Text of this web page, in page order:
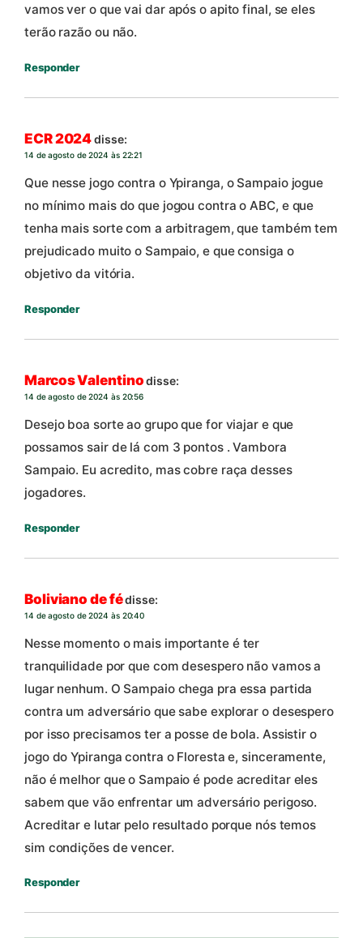
vamos ver o que vai dar após o apito final, se eles
terão razão ou não.
Responder
ECR 2024disse:
14 de agosto de 2024 às 22:21
Que nesse jogo contra o Ypiranga, o Sampaio jogue
no mínimo mais do que jogou contra o ABC, e que
tenha mais sorte com a arbitragem, que também tem
prejudicado muito o Sampaio, e que consiga o
objetivo da vitória.
Responder
Marcos Valentinodisse:
14 de agosto de 2024 às 20:56
Desejo boa sorte ao grupo que for viajar e que
possamos sair de lá com 3 pontos . Vambora
Sampaio. Eu acredito, mas cobre raça desses
jogadores.
Responder
Boliviano de fédisse:
14 de agosto de 2024 às 20:40
Nesse momento o mais importante é ter
tranquilidade por que com desespero não vamos a
lugar nenhum. O Sampaio chega pra essa partida
contra um adversário que sabe explorar o desespero
por isso precisamos ter a posse de bola. Assistir o
jogo do Ypiranga contra o Floresta e, sinceramente,
não é melhor que o Sampaio é pode acreditar eles
sabem que vão enfrentar um adversário perigoso.
Acreditar e lutar pelo resultado porque nós temos
sim condições de vencer.
Responder